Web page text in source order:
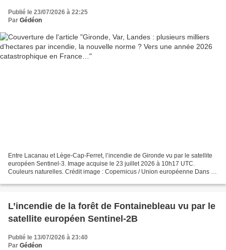
France…
Publié le 23/07/2026 à 22:25
Par Gédéon
Entre Lacanau et Lège-Cap-Ferret, l’incendie de Gironde vu par le satellite
européen Sentinel-3. Image acquise le 23 juillet 2026 à 10h17 UTC.
Couleurs naturelles. Crédit image : Copernicus / Union européenne Dans sa
L’incendie de la forêt de Fontainebleau vu par le
satellite européen Sentinel-2B
Publié le 13/07/2026 à 23:40
Par Gédéon